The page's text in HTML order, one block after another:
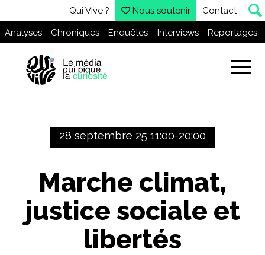
Qui Vive ? Nous soutenir Contact
Analyses Chroniques Enquêtes Interviews Reportages
28 septembre 25 11:00-20:00
Marche climat,
justice sociale et
libertés